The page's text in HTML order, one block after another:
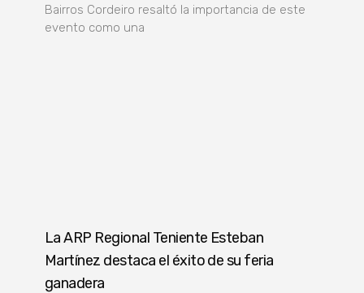
Bairros Cordeiro resaltó la importancia de este
evento como una
La ARP Regional Teniente Esteban
Martínez destaca el éxito de su feria
ganadera